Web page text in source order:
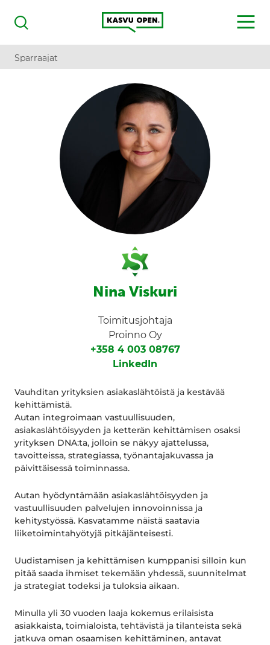
Haku
Kasvu Open
MENU
Sparraajat
Nina Viskuri
Toimitusjohtaja
Proinno Oy
+358 4 003 08767
LinkedIn
Vauhditan yrityksien asiakaslähtöistä ja kestävää
kehittämistä.
Autan integroimaan vastuullisuuden,
asiakaslähtöisyyden ja ketterän kehittämisen osaksi
yrityksen DNA:ta, jolloin se näkyy ajattelussa,
tavoitteissa, strategiassa, työnantajakuvassa ja
päivittäisessä toiminnassa.
Autan hyödyntämään asiakaslähtöisyyden ja
vastuullisuuden palvelujen innovoinnissa ja
kehitystyössä. Kasvatamme näistä saatavia
liiketoimintahyötyjä pitkäjänteisesti.
Uudistamisen ja kehittämisen kumppanisi silloin kun
pitää saada ihmiset tekemään yhdessä, suunnitelmat
ja strategiat todeksi ja tuloksia aikaan.
Minulla yli 30 vuoden laaja kokemus erilaisista
asiakkaista, toimialoista, tehtävistä ja tilanteista sekä
jatkuva oman osaamisen kehittäminen, antavat